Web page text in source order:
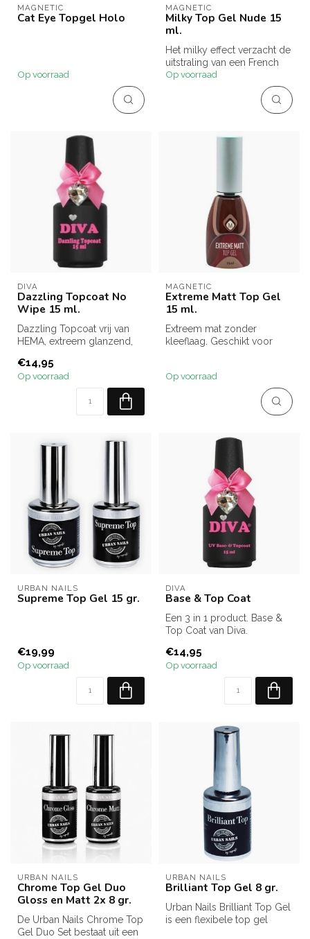
MAGNETIC
Cat Eye Topgel Holo
Op voorraad
MAGNETIC
Milky Top Gel Nude 15
ml.
Het milky effect verzacht de
uitstraling van een French
manicure en helpt kleine...
Op voorraad
DIVA
Dazzling Topcoat No
Wipe 15 ml.
Dazzling Topcoat vrij van
HEMA, extreem glanzend,
kleef...
€14,95
Op voorraad
MAGNETIC
Extreme Matt Top Gel
15 ml.
Extreem mat zonder
kleeflaag. Geschikt voor
Op voorraad
URBAN NAILS
Supreme Top Gel 15 gr.
€19,99
Op voorraad
DIVA
Base & Top Coat
Een 3 in 1 product. Base &
Top Coat van Diva.
glans ...
€14,95
Op voorraad
URBAN NAILS
Chrome Top Gel Duo
Gloss en Matt 2x 8 gr.
De Urban Nails Chrome Top
Gel Duo Set bestaat uit een
URBAN NAILS
Brilliant Top Gel 8 gr.
Urban Nails Brilliant Top Gel
is een flexibele top gel